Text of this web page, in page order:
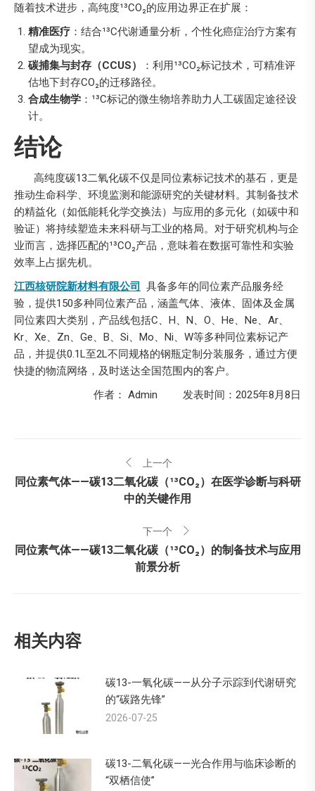
随着技术进步，高纯度¹³CO₂的应用边界正在扩展：
精准医疗 ：结合¹³C代谢通量分析，个性化癌症治疗方案有
望成为现实。
碳捕集与封存（CCUS）
：利用¹³CO₂标记技术，可精准评
估地下封存CO₂的迁移路径。
合成生物学 ：¹³C标记的微生物培养助力人工碳固定途径设
计。
结论
高纯度碳13二氧化碳不仅是同位素标记技术的基石，更是
推动生命科学、环境监测和能源研究的关键材料。其制备技术
的精益化（如低能耗化学交换法）与应用的多元化（如碳中和
验证）将持续塑造未来科研与工业的格局。对于研究机构与企
业而言，选择匹配的¹³CO₂产品，意味着在数据可靠性和实验
效率上占据先机。
江西核研院新材料有限公司
具备多年的同位素产品服务经
验，提供150多种同位素产品，涵盖气体、液体、固体及金属
同位素四大类别，产品线包括C、H、N、O、He、Ne、Ar、
Kr、Xe、Zn、Ge、B、Si、Mo、Ni、W等多种同位素标记产
品，并提供0.1L至2L不同规格的钢瓶定制分装服务，通过方便
快捷的物流网络，及时送达全国范围内的客户。
作者： Admin 发表时间：2025年8月8日
章
航
上一个
上
一
同位素气体——碳13二氧化碳（¹³CO₂）在医学诊断与科研
中的关键作用
下一个
下
一
同位素气体——碳13二氧化碳（¹³CO₂）的制备技术与应用
前景分析
相关内容
碳13-一氧化碳——从分子示踪到代谢研究
的“碳路先锋”
2026-07-25
碳13-二氧化碳——光合作用与临床诊断的
“双栖信使”